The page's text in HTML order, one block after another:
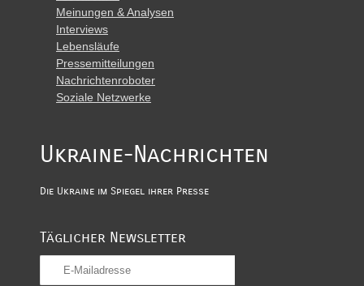
Meinungen & Analysen
Interviews
Lebensläufe
Pressemitteilungen
Nachrichtenroboter
Soziale Netzwerke
Ukraine-Nachrichten
Die Ukraine im Spiegel ihrer Presse
Täglicher Newsletter